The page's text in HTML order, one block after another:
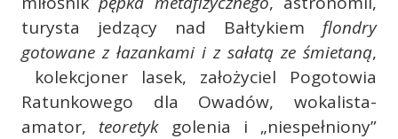
turysta jedzący nad Bałtykiem flondry
gotowane z łazankami i z sałatą ze śmietaną,
kolekcjoner lasek, założyciel Pogotowia
Ratunkowego dla Owadów, wokalista-
amator, teoretyk golenia i „niespełniony”